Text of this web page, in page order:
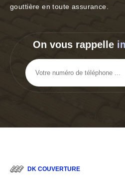
gouttière en toute assurance.
On vous rappelle
DK COUVERTURE